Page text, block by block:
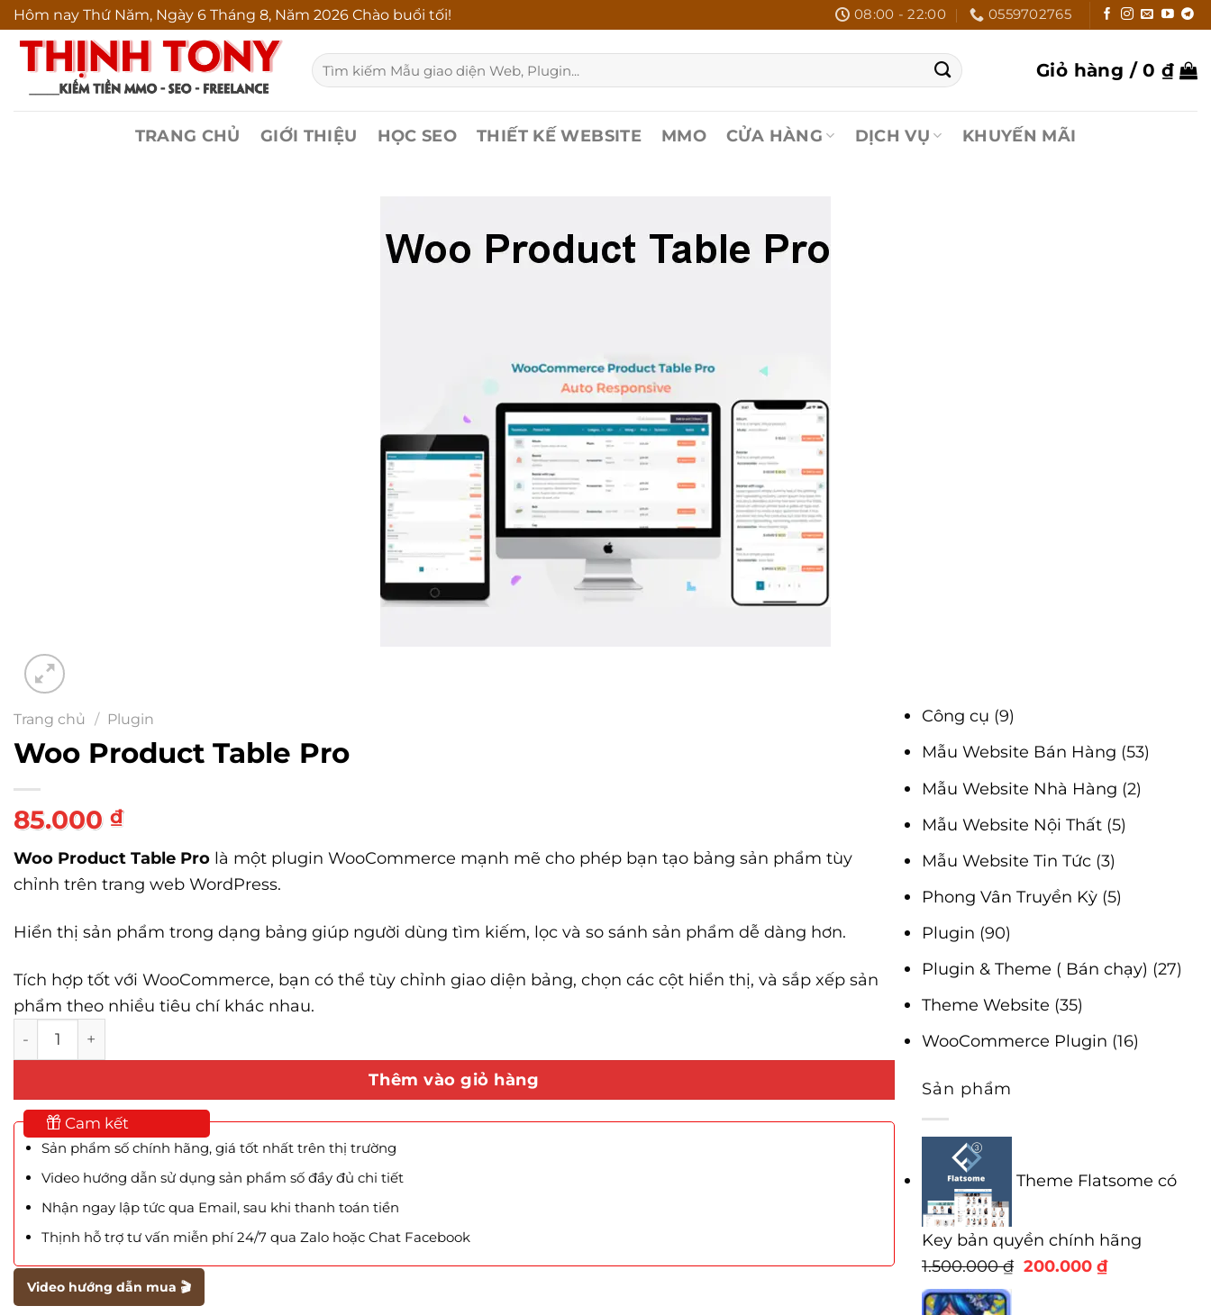
Bỏ
qua
dung
Hôm nay Thứ Năm, Ngày 6 Tháng 8, Năm 2026 Chào buổi tối! 08:00 - 22:00 0559702765
Tìm
kiếm:
Giỏ hàng /0₫
TRANG CHỦ GIỚI THIỆU HỌC SEO THIẾT KẾ WEBSITE MMO CỬA HÀNG DỊCH VỤ KHUYẾN MÃI
Trang chủ / Plugin
Woo Product Table Pro
85.000 ₫
Woo Product Table Pro là một plugin WooCommerce mạnh mẽ cho phép bạn tạo bảng sản phẩm tùy
chỉnh trên trang web WordPress.
Hiển thị sản phẩm trong dạng bảng giúp người dùng tìm kiếm, lọc và so sánh sản phẩm dễ dàng hơn.
Tích hợp tốt với WooCommerce, bạn có thể tùy chỉnh giao diện bảng, chọn các cột hiển thị, và sắp xếp sản
phẩm theo nhiều tiêu chí khác nhau.
Woo Product Table Pro số lượng
Thêm vào giỏ hàng
Cam kết
Sản phẩm số chính hãng, giá tốt nhất trên thị trường
Video hướng dẫn sử dụng sản phẩm số đầy đủ chi tiết
Nhận ngay lập tức qua Email, sau khi thanh toán tiền
Thịnh hỗ trợ tư vấn miễn phí 24/7 qua Zalo hoặc Chat Facebook
Video hướng dẫn mua 🎬
Công cụ (9)
Mẫu Website Bán Hàng (53)
Mẫu Website Nhà Hàng (2)
Mẫu Website Nội Thất (5)
Mẫu Website Tin Tức (3)
Phong Vân Truyền Kỳ (5)
Plugin (90)
Plugin & Theme ( Bán chạy) (27)
Theme Website (35)
WooCommerce Plugin (16)
Sản phẩm
Theme Flatsome có
Key bản quyền chính hãng
1.500.000₫ Giá
200.000 ₫Giá